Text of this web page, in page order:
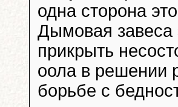
одна сторона
Дымовая завеса
прикрыть
оола в решении
борьбе с